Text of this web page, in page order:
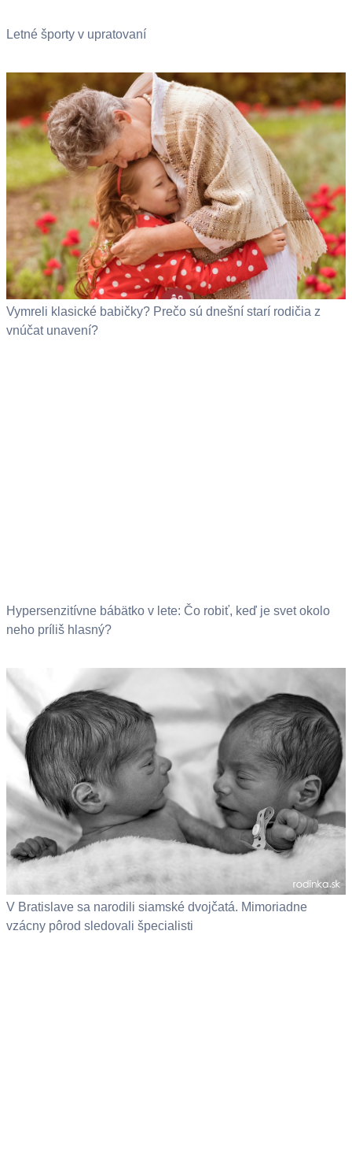
Letné športy v upratovaní
Vymreli klasické babičky? Prečo sú dnešní starí rodičia z
vnúčat unavení?
Hypersenzitívne bábätko v lete: Čo robiť, keď je svet okolo
neho príliš hlasný?
V Bratislave sa narodili siamské dvojčatá. Mimoriadne
vzácny pôrod sledovali špecialisti